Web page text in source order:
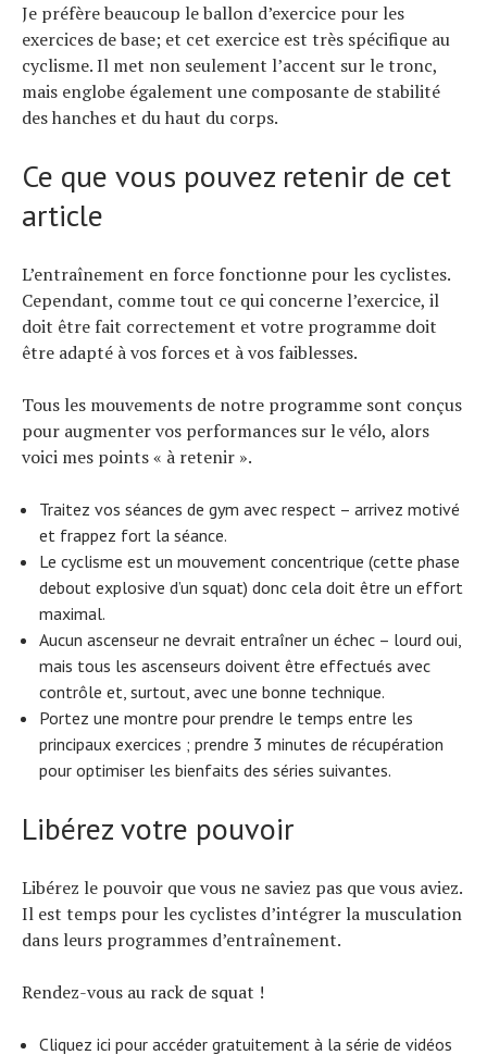
Je préfère beaucoup le ballon d’exercice pour les
exercices de base; et cet exercice est très spécifique au
cyclisme. Il met non seulement l’accent sur le tronc,
mais englobe également une composante de stabilité
des hanches et du haut du corps.
Ce que vous pouvez retenir de cet
article
L’entraînement en force fonctionne pour les cyclistes.
Cependant, comme tout ce qui concerne l’exercice, il
doit être fait correctement et votre programme doit
être adapté à vos forces et à vos faiblesses.
Tous les mouvements de notre programme sont conçus
pour augmenter vos performances sur le vélo, alors
voici mes points « à retenir ».
Traitez vos séances de gym avec respect – arrivez motivé
et frappez fort la séance.
Le cyclisme est un mouvement concentrique (cette phase
debout explosive d’un squat) donc cela doit être un effort
maximal.
Aucun ascenseur ne devrait entraîner un échec – lourd oui,
mais tous les ascenseurs doivent être effectués avec
contrôle et, surtout, avec une bonne technique.
Portez une montre pour prendre le temps entre les
principaux exercices ; prendre 3 minutes de récupération
pour optimiser les bienfaits des séries suivantes.
Libérez votre pouvoir
Libérez le pouvoir que vous ne saviez pas que vous aviez.
Il est temps pour les cyclistes d’intégrer la musculation
dans leurs programmes d’entraînement.
Rendez-vous au rack de squat !
Cliquez ici pour accéder gratuitement à la série de vidéos